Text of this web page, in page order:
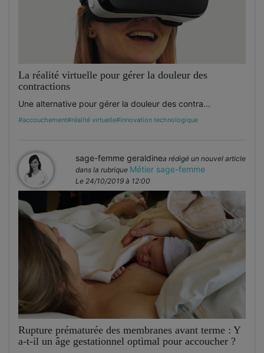
La réalité virtuelle pour gérer la douleur des
contractions
Une alternative pour gérer la douleur des contra...
#accouchement#réalité virtuelle#innovation technologique
sage-femme geraldinea rédigé un nouvel article
dans la rubrique Métier sage-femme
Le 24/10/2019 à 12:00
Rupture prématurée des membranes avant terme : Y
a-t-il un âge gestationnel optimal pour accoucher ?